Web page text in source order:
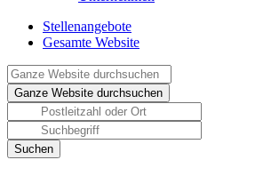
Stellenangebote
Gesamte Website